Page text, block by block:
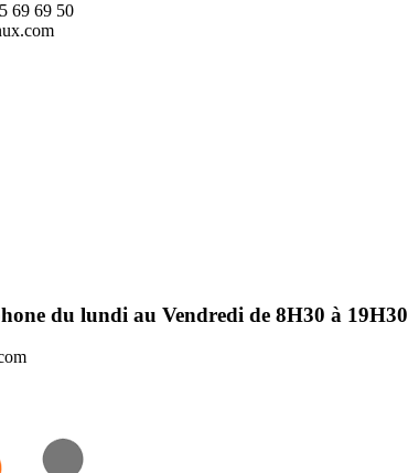
69 69 50
du lundi au Vendredi de 8H30 à 19H30